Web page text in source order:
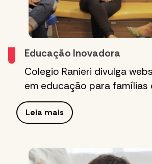
Educação Inovadora
Colegio Ranieri divulga
em educação para
Leia mais